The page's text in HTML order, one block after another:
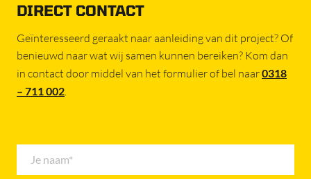
DIRECT CONTACT
Geïnteresseerd geraakt naar aanleiding van dit project? Of
benieuwd naar wat wij samen kunnen bereiken? Kom dan
in contact door middel van het formulier of bel naar0318
– 711 002